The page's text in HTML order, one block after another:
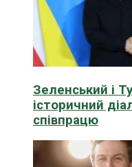
Зеленський і
історичний
співпрацю